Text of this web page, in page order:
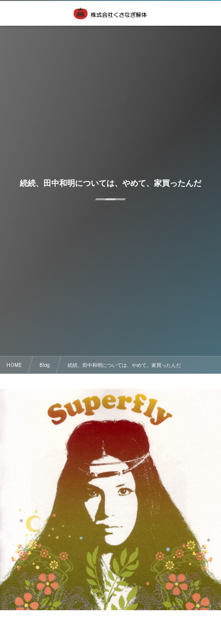
続続、田中和明については、やめて、家買ったんだ
HOME Blog 続続、田中和明については、やめて、家買ったんだ